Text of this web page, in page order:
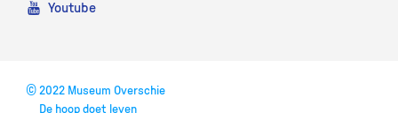
Youtube
© 2022 Museum Overschie
De hoop doet leven